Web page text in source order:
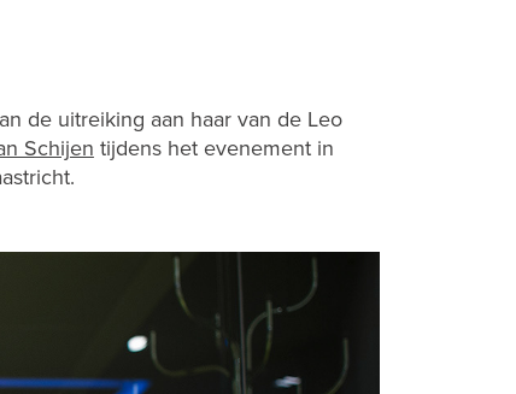
de uitreiking aan haar van de Leo
Schijen tijdens het evenement in